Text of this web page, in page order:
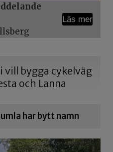
Läs mer
vill bygga cykelväg
och Lanna
har bytt namn